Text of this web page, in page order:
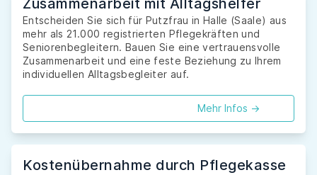
Zusammenarbeit mit Alltagshelfer
Entscheiden Sie sich für Putzfrau in Halle (Saale) aus
mehr als 21.000 registrierten Pflegekräften und
Seniorenbegleitern. Bauen Sie eine vertrauensvolle
Zusammenarbeit und eine feste Beziehung zu Ihrem
individuellen Alltagsbegleiter auf.
Mehr Infos ->
Kostenübernahme durch Pflegekasse